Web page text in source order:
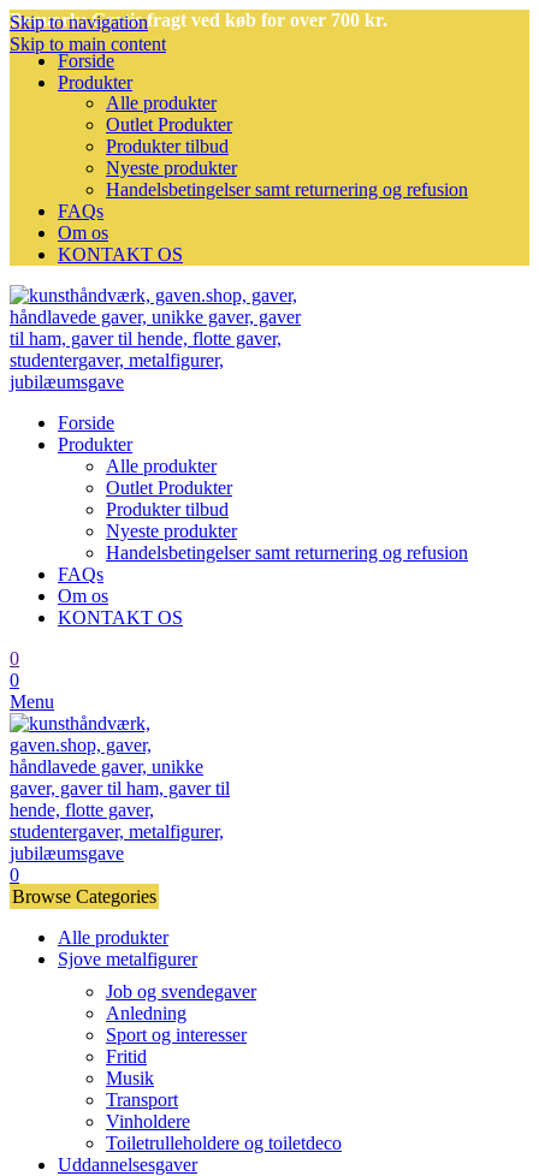
Skip to navigation
Skip to main content
Bemærk: Gratis fragt ved køb for over 700 kr.
Forside
Produkter
Alle produkter
Outlet Produkter
Produkter tilbud
Nyeste produkter
Handelsbetingelser samt returnering og refusion
FAQs
Om os
KONTAKT OS
Forside
Produkter
Alle produkter
Outlet Produkter
Produkter tilbud
Nyeste produkter
Handelsbetingelser samt returnering og refusion
FAQs
Om os
KONTAKT OS
0
0
Menu
0
Browse Categories
Alle produkter
Sjove metalfigurer
Job og svendegaver
Anledning
Sport og interesser
Fritid
Musik
Transport
Vinholdere
Toiletrulleholdere og toiletdeco
Uddannelsesgaver